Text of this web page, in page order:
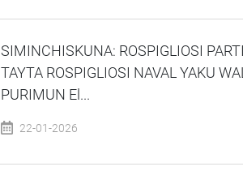
SIMINCHISKUNA: ROSPIGLIOSI
TAYTA ROSPIGLIOSI NAVAL YAKU
PURIMUN El...
22-01-2026